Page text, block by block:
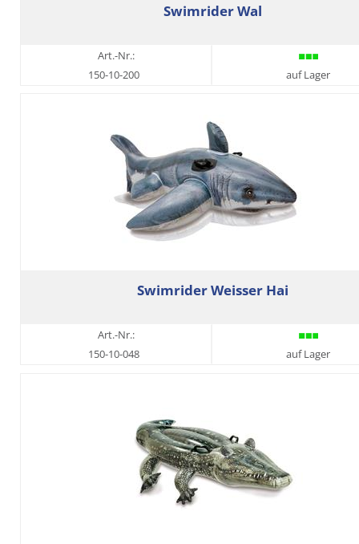
Swimrider Wal
Art.-Nr.:
150-10-200
auf Lager
Swimrider Weisser Hai
Art.-Nr.:
150-10-048
auf Lager